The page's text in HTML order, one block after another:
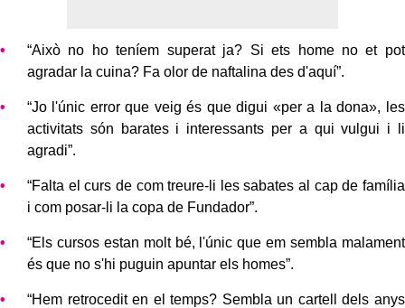
“Això no ho teníem superat ja? Si ets home no et pot
agradar la cuina? Fa olor de naftalina des d'aquí”.
“Jo l'únic error que veig és que digui «per a la dona», les
activitats són barates i interessants per a qui vulgui i li
agradi”.
“Falta el curs de com treure-li les sabates al cap de família
i com posar-li la copa de Fundador”.
“Els cursos estan molt bé, l'únic que em sembla malament
és que no s'hi puguin apuntar els homes”.
“Hem retrocedit en el temps? Sembla un cartell dels anys